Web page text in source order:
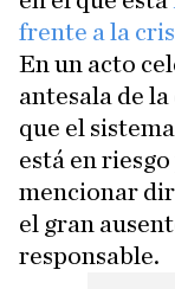
frente a la
En un acto
antesala de
que el
está en
mencionar
el gran
responsable.